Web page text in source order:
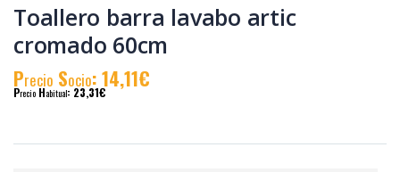
Toallero barra lavabo artic
cromado 60cm
Precio Socio: 14,11€
Precio Habitual: 23,31€